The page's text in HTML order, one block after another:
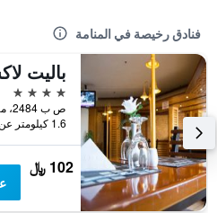
فنادق رخيصة في المنامة
4 نجوم
1.6 كيلومتر عن وسط المدينة
102 ﷼